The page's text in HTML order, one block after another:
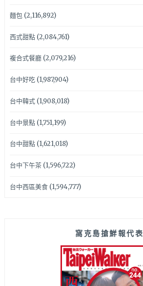
麵包(2,116,892)
西式甜點(2,084,761)
複合式餐廳(2,079,216)
台中好吃(1,987,904)
台中韓式(1,908,018)
台中景點(1,751,199)
台中甜點(1,621,018)
台中下午茶(1,596,722)
台中西區美食(1,594,777)
窩克島搶鮮報代表